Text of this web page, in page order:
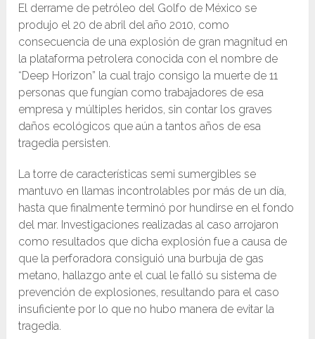
El derrame de petróleo del Golfo de México se
produjo el 20 de abril del año 2010, como
consecuencia de una explosión de gran magnitud en
la plataforma petrolera conocida con el nombre de
“Deep Horizon” la cual trajo consigo la muerte de 11
personas que fungían como trabajadores de esa
empresa y múltiples heridos, sin contar los graves
daños ecológicos que aún a tantos años de esa
tragedia persisten.
La torre de características semi sumergibles se
mantuvo en llamas incontrolables por más de un día,
hasta que finalmente terminó por hundirse en el fondo
del mar. Investigaciones realizadas al caso arrojaron
como resultados que dicha explosión fue a causa de
que la perforadora consiguió una burbuja de gas
metano, hallazgo ante el cual le falló su sistema de
prevención de explosiones, resultando para el caso
insuficiente por lo que no hubo manera de evitar la
tragedia.